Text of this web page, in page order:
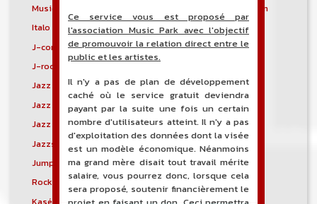
Musique irlandaise
Rock progressif italien
Italo Disco
Italo house
J-core
J-pop
J-rock
Jazz blues
Jazz modal
Jazz Nouvelle-Orléans
Jazz punk
Jazz vocal
Jazz-funk
Jazzstep
Jersey club
Jump blues
Jump-up
Rock canadien
Kansas City blues
Ce service vous est proposé par
l'association Music Park avec l'objectif
de promouvoir la relation direct entre le
public et les artistes.
Il n'y a pas de plan de développement
caché où le service gratuit deviendra
payant par la suite une fois un certain
nombre d'utilisateurs atteint. Il n'y a pas
d'exploitation des données dont la visée
est un modèle économique. Néanmoins
ma grand mère disait tout travail mérite
salaire, vous pourrez donc, lorsque cela
sera proposé, soutenir financièrement le